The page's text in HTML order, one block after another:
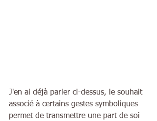
J'en ai déjà parler ci-dessus, le souhait
associé à certains gestes symboliques
permet de transmettre une part de soi